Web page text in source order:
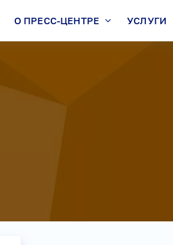
О ПРЕСС-ЦЕНТРЕ УСЛУГИ